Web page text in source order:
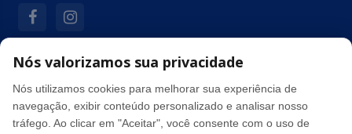
Formas de pagamento
Nós valorizamos sua privacidade
Nós utilizamos cookies para melhorar sua experiência de
navegação, exibir conteúdo personalizado e analisar nosso
tráfego. Ao clicar em "Aceitar", você consente com o uso de